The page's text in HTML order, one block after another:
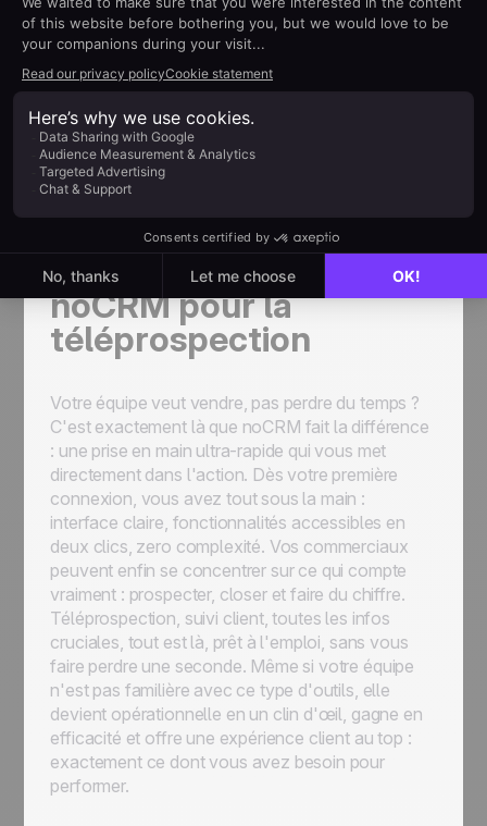
Grâce à ces différences majeures, noCRM permet
de gagner un temps précieux, d’augmenter la
qualité des interactions et d’améliorer
significativement la productivité des équipes de
téléprospection. Le piège Excel, c’est la gestion
manuelle qui freine vos campagnes alors qu’avec
noCRM, tout est pensé pour accélérer vos
Prise en main de
noCRM pour la
téléprospection
Votre équipe veut vendre, pas perdre du temps ?
C'est exactement là que noCRM fait la différence
: une prise en main ultra-rapide qui vous met
directement dans l'action. Dès votre première
connexion, vous avez tout sous la main :
interface claire, fonctionnalités accessibles en
deux clics, zero complexité. Vos commerciaux
peuvent enfin se concentrer sur ce qui compte
vraiment : prospecter, closer et faire du chiffre.
Téléprospection, suivi client, toutes les infos
cruciales, tout est là, prêt à l'emploi, sans vous
faire perdre une seconde. Même si votre équipe
n'est pas familière avec ce type d'outils, elle
devient opérationnelle en un clin d'œil, gagne en
efficacité et offre une expérience client au top :
exactement ce dont vous avez besoin pour
performer.